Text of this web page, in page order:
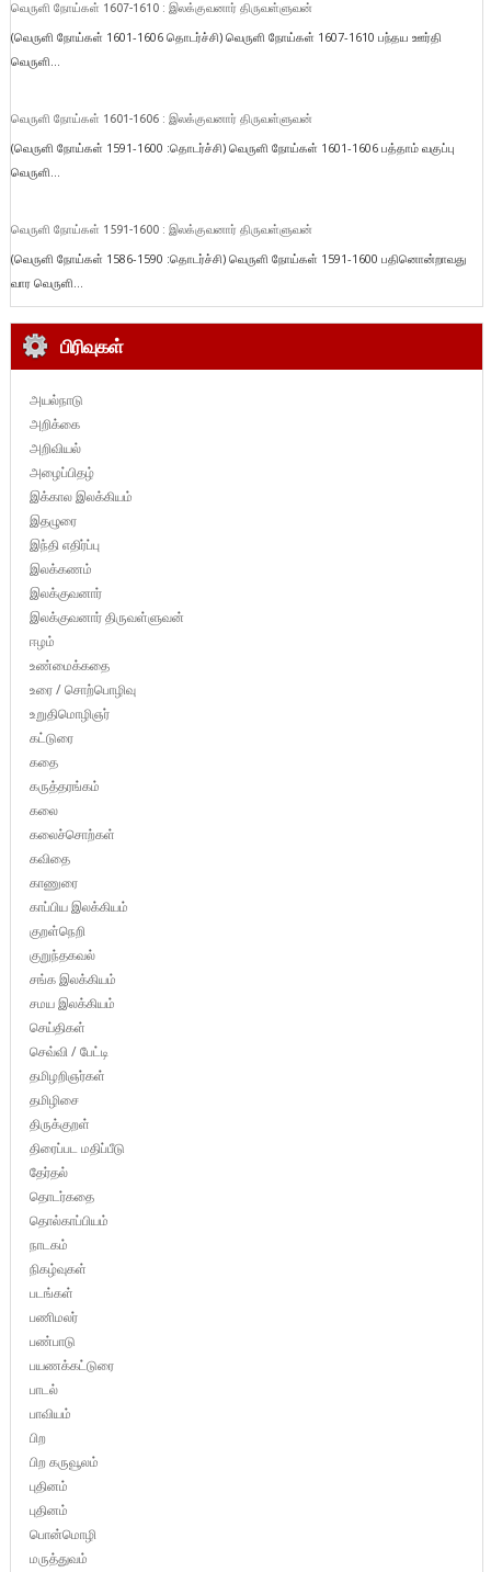
வெருளி நோய்கள் 1607-1610 : இலக்குவனார் திருவள்ளுவன்
(வெருளி நோய்கள் 1601-1606 தொடர்ச்சி) வெருளி நோய்கள் 1607-1610 பந்தய ஊர்தி
வெருளி...
வெருளி நோய்கள் 1601-1606 : இலக்குவனார் திருவள்ளுவன்
(வெருளி நோய்கள் 1591-1600 :தொடர்ச்சி) வெருளி நோய்கள் 1601-1606 பத்தாம் வகுப்பு
வெருளி...
வெருளி நோய்கள் 1591-1600 : இலக்குவனார் திருவள்ளுவன்
(வெருளி நோய்கள் 1586-1590 :தொடர்ச்சி) வெருளி நோய்கள் 1591-1600 பதினொன்றாவது
வார வெருளி...
பிரிவுகள்
அயல்நாடு
அறிக்கை
அறிவியல்
அழைப்பிதழ்
இக்கால இலக்கியம்
இதழுரை
இந்தி எதிர்ப்பு
இலக்கணம்
இலக்குவனார்
இலக்குவனார் திருவள்ளுவன்
ஈழம்
உண்மைக்கதை
உரை / சொற்பொழிவு
உறுதிமொழிஞர்
கட்டுரை
கதை
கருத்தரங்கம்
கலை
கலைச்சொற்கள்
கவிதை
காணுரை
காப்பிய இலக்கியம்
குறள்நெறி
குறுந்தகவல்
சங்க இலக்கியம்
சமய இலக்கியம்
செய்திகள்
செவ்வி / பேட்டி
தமிழறிஞர்கள்
தமிழிசை
திருக்குறள்
திரைப்பட மதிப்பீடு
தேர்தல்
தொடர்கதை
தொல்காப்பியம்
நாடகம்
நிகழ்வுகள்
படங்கள்
பணிமலர்
பண்பாடு
பயணக்கட்டுரை
பாடல்
பாவியம்
பிற
பிற கருவூலம்
புதினம்
புதினம்
பொன்மொழி
மருத்துவம்